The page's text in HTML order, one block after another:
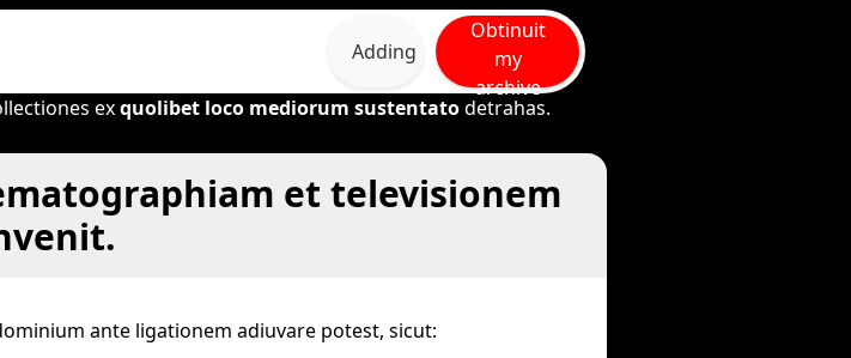
Adding
Obtinuit
my
archive
exquolibet loco mediorum sustentatodetrahas.
et televisionem
ante ligationem adiuvare potest, sicut: